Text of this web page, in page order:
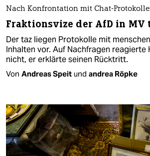
Nach Konfrontation mit Chat-
Fraktionsvize der AfD in MV
Der taz liegen Protokolle mit
Inhalten vor. Auf Nachfragen reagierte
nicht, er erklärte seinen Rücktritt.
Von Andreas Speit und andrea Röpke